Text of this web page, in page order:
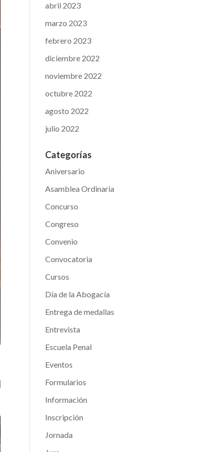
abril 2023
marzo 2023
febrero 2023
diciembre 2022
noviembre 2022
octubre 2022
agosto 2022
julio 2022
Categorías
Aniversario
Asamblea Ordinaria
Concurso
Congreso
Convenio
Convocatoria
Cursos
Día de la Abogacía
Entrega de medallas
Entrevista
Escuela Penal
Eventos
Formularios
Información
Inscripción
Jornada